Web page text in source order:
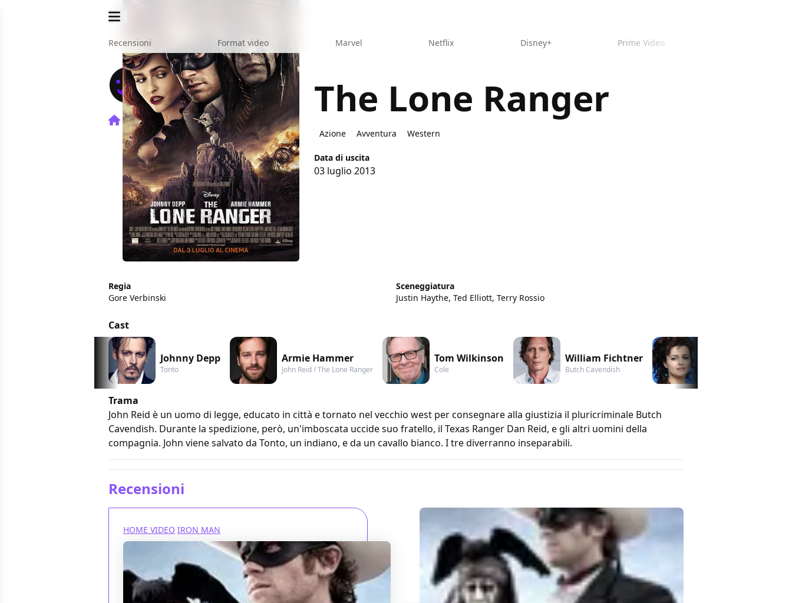
Recensioni Format video Marvel Netflix Disney+ Prime Video
Home Film The Lone Ranger The Lone Ranger
Azione Avventura Western
Data di uscita
03 luglio 2013
Regia
Gore Verbinski
Sceneggiatura
Justin Haythe, Ted Elliott, Terry Rossio
Cast
Johnny Depp
Tonto
Armie Hammer
John Reid / The Lone Ranger
Tom Wilkinson
Cole
William Fichtner
Butch Cavendish
Trama
John Reid è un uomo di legge, educato in città e tornato nel vecchio west per consegnare alla giustizia il pluricriminale Butch
Cavendish. Durante la spedizione, però, un'imboscata uccide suo fratello, il Texas Ranger Dan Reid, e gli altri uomini della
compagnia. John viene salvato da Tonto, un indiano, e da un cavallo bianco. I tre diverranno inseparabili.
Recensioni
HOME VIDEO IRON MAN